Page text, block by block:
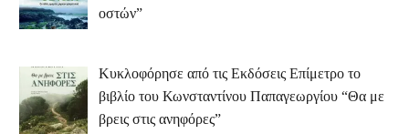
οστών”
Κυκλοφόρησε από τις Εκδόσεις Επίμετρο το
βιβλίο του Κωνσταντίνου Παπαγεωργίου “Θα με
βρεις στις ανηφόρες”